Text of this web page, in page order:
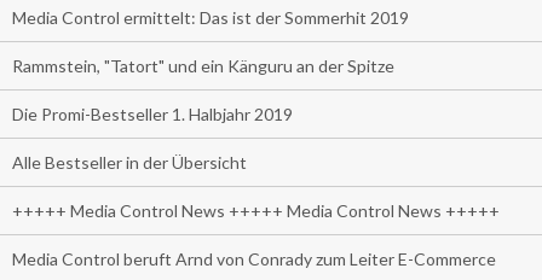
Media Control ermittelt: Das ist der Sommerhit 2019
Rammstein, "Tatort" und ein Känguru an der Spitze
Die Promi-Bestseller 1. Halbjahr 2019
Alle Bestseller in der Übersicht
+++++ Media Control News +++++ Media Control News +++++
Media Control beruft Arnd von Conrady zum Leiter E-Commerce